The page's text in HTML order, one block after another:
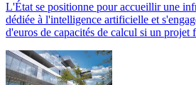
L'État se positionne pour accueillir une
dédiée à l'intelligence artificielle et
d'euros de capacités de calcul si un projet